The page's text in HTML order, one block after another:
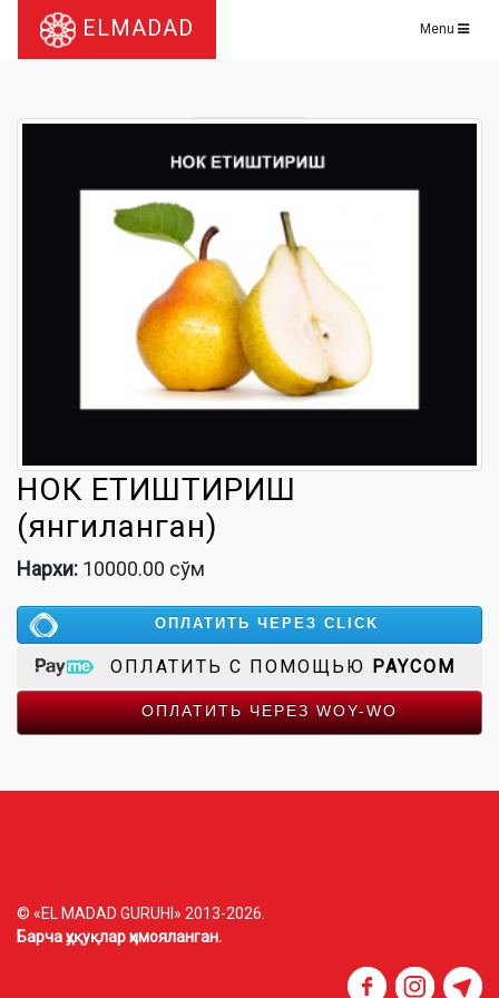
ELMADAD Menu
НОК ЕТИШТИРИШ
(янгиланган)
Нархи: 10000.00 сўм
ОПЛАТИТЬ ЧЕРЕЗ CLICK
ОПЛАТИТЬ С ПОМОЩЬЮ PAYCOM
ОПЛАТИТЬ ЧЕРЕЗ WOY-WO
© «EL MADAD GURUHI» 2013-2026.
Барча ҳуқуқлар ҳимояланган.